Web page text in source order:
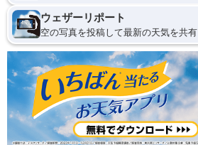
ウェザーリポート
空の写真を投稿して最新の天気を共有